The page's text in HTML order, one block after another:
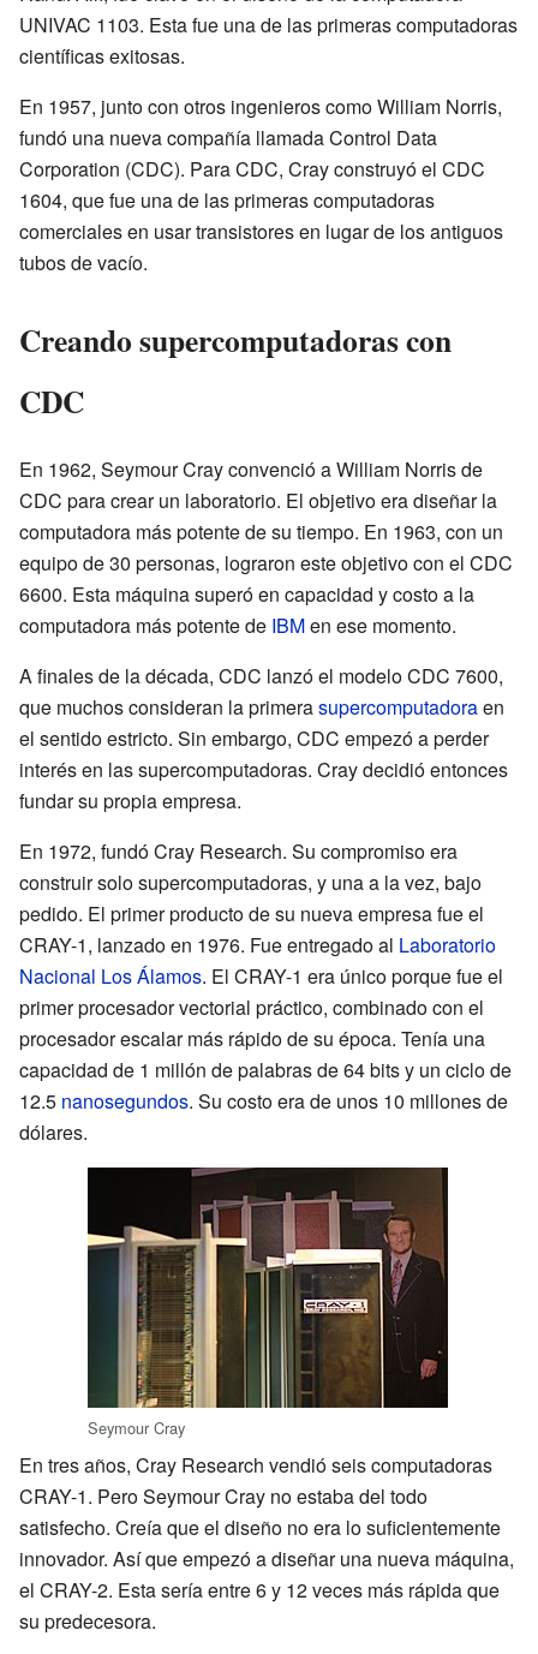
UNIVAC 1103. Esta fue una de las primeras computadoras
científicas exitosas.
En 1957, junto con otros ingenieros como William Norris,
fundó una nueva compañía llamada Control Data
Corporation (CDC). Para CDC, Cray construyó el CDC
1604, que fue una de las primeras computadoras
comerciales en usar transistores en lugar de los antiguos
tubos de vacío.
Creando supercomputadoras con
CDC
En 1962, Seymour Cray convenció a William Norris de
CDC para crear un laboratorio. El objetivo era diseñar la
computadora más potente de su tiempo. En 1963, con un
equipo de 30 personas, lograron este objetivo con el CDC
6600. Esta máquina superó en capacidad y costo a la
computadora más potente de IBMen ese momento.
A finales de la década, CDC lanzó el modelo CDC 7600,
que muchos consideran la primerasupercomputadoraen
el sentido estricto. Sin embargo, CDC empezó a perder
interés en las supercomputadoras. Cray decidió entonces
fundar su propia empresa.
En 1972, fundó Cray Research. Su compromiso era
construir solo supercomputadoras, y una a la vez, bajo
pedido. El primer producto de su nueva empresa fue el
CRAY-1, lanzado en 1976. Fue entregado al Laboratorio
Nacional Los Álamos. El CRAY-1 era único porque fue el
primer procesador vectorial práctico, combinado con el
procesador escalar más rápido de su época. Tenía una
capacidad de 1 millón de palabras de 64 bits y un ciclo de
12.5 nanosegundos. Su costo era de unos 10 millones de
dólares.
Seymour Cray
En tres años, Cray Research vendió seis computadoras
CRAY-1. Pero Seymour Cray no estaba del todo
satisfecho. Creía que el diseño no era lo suficientemente
innovador. Así que empezó a diseñar una nueva máquina,
el CRAY-2. Esta sería entre 6 y 12 veces más rápida que
su predecesora.